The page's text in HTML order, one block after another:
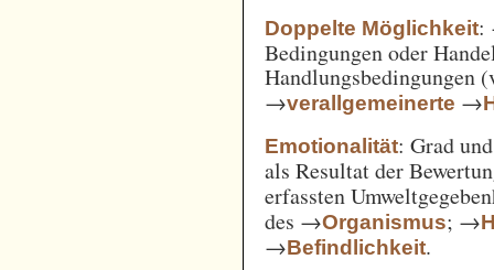
Doppelte Möglichkeit:
Bedingungen oder
Handlungsbedingungen
→verallgemeinerte →
Emotionalität: Grad
als Resultat der
erfassten
des →Organismus; →
→Befindlichkeit.